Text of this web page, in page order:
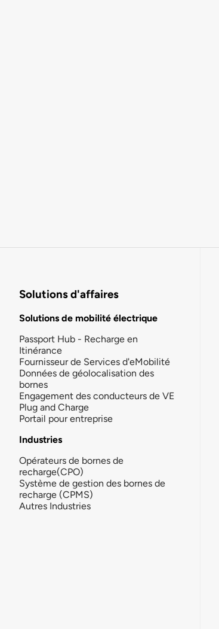
Solutions d'affaires
Solutions de mobilité électrique
Passport Hub - Recharge en
Itinérance
Fournisseur de Services d'eMobilité
Données de géolocalisation des
bornes
Engagement des conducteurs de VE
Plug and Charge
Portail pour entreprise
Industries
Opérateurs de bornes de
recharge(CPO)
Système de gestion des bornes de
recharge (CPMS)
Autres Industries